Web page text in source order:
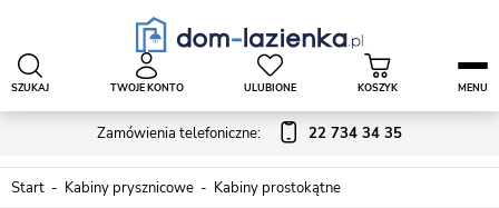
Zamówienia telefoniczne: 22 734 34 35
SZUKAJ TWOJE KONTO ULUBIONE KOSZYK MENU
Start Kabiny prysznicowe Kabiny prostokątne